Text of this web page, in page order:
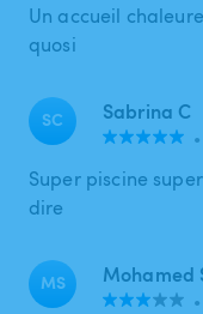
Un accueil
quosi
SC Sabrina C
•
Super piscine
dire
MS Mohamed
•